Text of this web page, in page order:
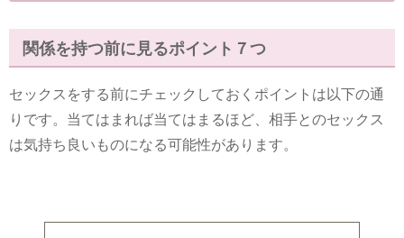
関係を持つ前に見るポイント７つ
セックスをする前にチェックしておくポイントは以下の通
りです。当てはまれば当てはまるほど、相手とのセックス
は気持ち良いものになる可能性があります。